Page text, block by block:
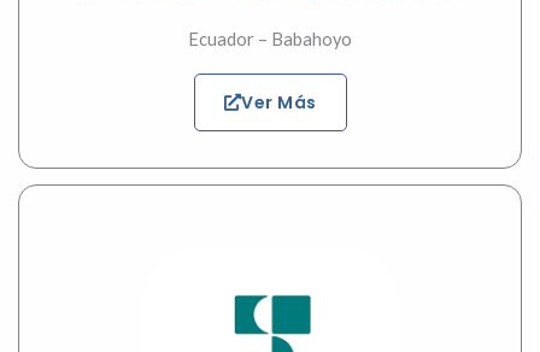
Ecuador – Babahoyo
Ver Más